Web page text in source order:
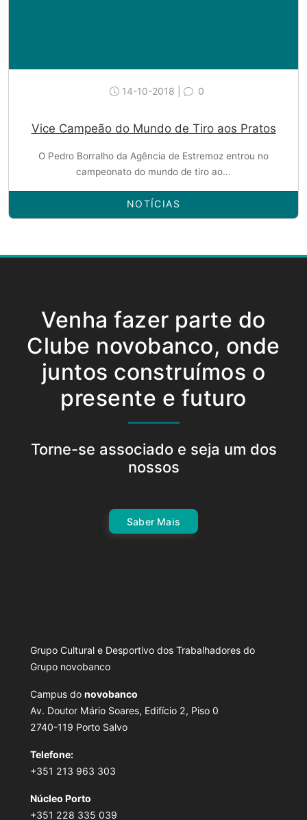
14-10-2018 | 0
Vice Campeão do Mundo de Tiro aos Pratos
O Pedro Borralho da Agência de Estremoz entrou no
campeonato do mundo de tiro ao...
NOTÍCIAS
Venha fazer parte do
Clube novobanco, onde
juntos construímos o
presente e futuro
Torne-se associado e seja um dos
nossos
Saber Mais
Grupo Cultural e Desportivo dos Trabalhadores do
Grupo novobanco
Campus do novobanco
Av. Doutor Mário Soares, Edifício 2, Piso 0
2740-119 Porto Salvo
Telefone:
+351 213 963 303
Núcleo Porto
+351 228 335 039